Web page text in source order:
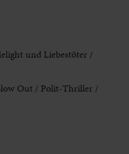
und Liebestöter /
Out / Polit-Thriller /